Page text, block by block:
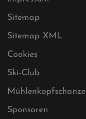
Sitemap
Sitemap XML
Cookies
Ski-Club
Mühlenkopfschanze
Sponsoren